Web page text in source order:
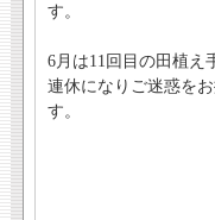
す。
6月は11回目の田植え
連休になりご迷惑を
す。